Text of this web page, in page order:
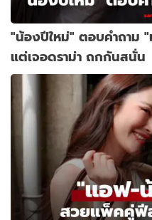
"น้องปีใหม่" ตอบคำถาม
แต่เจอดราม่า ถกกันสนั่น